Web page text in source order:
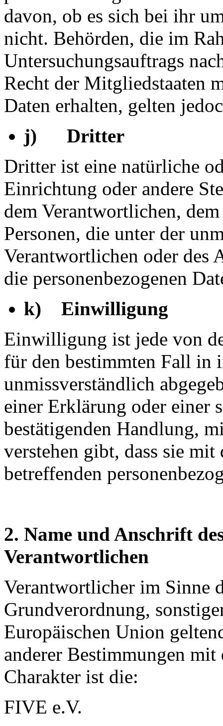
davon, ob es sich bei ihr
nicht. Behörden, die im
Untersuchungsauftrags
Recht der Mitgliedstaaten
Daten erhalten, gelten
j) Dritter
Dritter ist eine natürliche
Einrichtung oder andere
dem Verantwortlichen,
Personen, die unter der
Verantwortlichen oder des
die personenbezogenen
k) Einwilligung
Einwilligung ist jede von
für den bestimmten Fall in
unmissverständlich
einer Erklärung oder einer
bestätigenden Handlung,
verstehen gibt, dass sie
betreffenden
2. Name und Anschrift
Verantwortlichen
Verantwortlicher im Sinne
Grundverordnung,
Europäischen Union
anderer Bestimmungen
Charakter ist die:
FIVE e.V.